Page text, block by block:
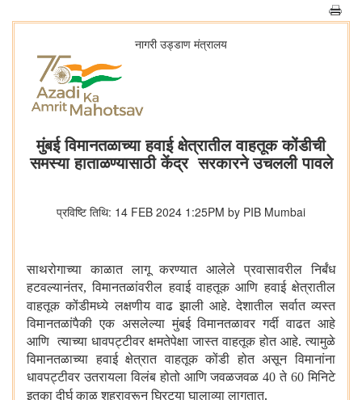
नागरी उड्डाण मंत्रालय
मुंबई विमानतळाच्या हवाई क्षेत्रातील वाहतूक कोंडीची
समस्या हाताळण्यासाठी केंद्र सरकारने उचलली पावले
प्रविष्टि तिथि: 14 FEB 2024 1:25PM by PIB Mumbai
साथरोगाच्या काळात लागू करण्यात आलेले प्रवासावरील निर्बंध
हटवल्यानंतर,विमानतळांवरील हवाई वाहतूक आणि हवाई क्षेत्रातील
वाहतूक कोंडीमध्ये लक्षणीय वाढ झाली आहे. देशातील सर्वात व्यस्त
विमानतळांपैकी एक असलेल्या मुंबई विमानतळावर गर्दी वाढत आहे
आणि त्याच्या धावपट्टीवर क्षमतेपेक्षा जास्त वाहतूक होत आहे. त्यामुळे
विमानतळाच्या हवाई क्षेत्रात वाहतूक कोंडी होत असून विमानांना
धावपट्टीवर उतरायला विलंब होतो आणि जवळजवळ40 ते60 मिनिटे
इतका दीर्घ काळ शहरावरून घिरट्या घालाव्या लागतात.